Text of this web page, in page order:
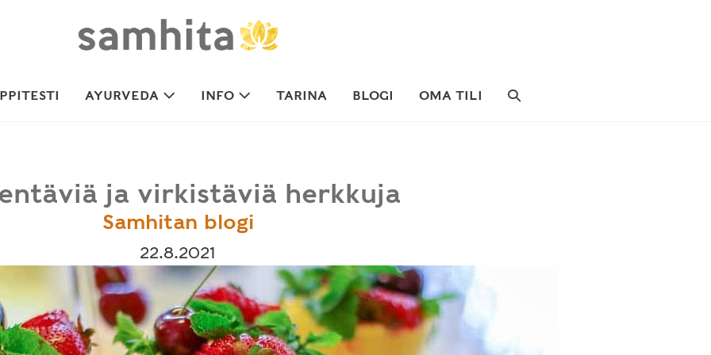
AYURVEDA INFO TARINA BLOGI OMA TILI
SEARCH
ja virkistäviä herkkuja
Samhitan blogi
22.8.2021